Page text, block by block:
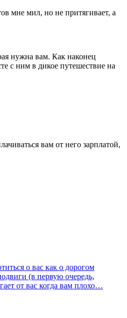
мне мил, но не притягивает, а
нужна вам. Как наконец
с ним в дикое путешествие на
вам от него зарплатой,
о вас как о дорогом
(в первую очередь,
от вас когда вам плохо…